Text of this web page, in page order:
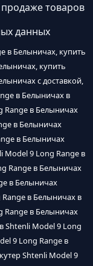
товаров
данных
в Белыничах, купить
купить
с доставкой,
в Белыничах в
Range в Белыничах
в Белыничах
в Белыничах
Model 9 Long Range в
Range в Белыничах
в Белыничах
в Белыничах в
Range в Белыничах
Shtenli Model 9 Long
9 Long Range в
Shtenli Model 9